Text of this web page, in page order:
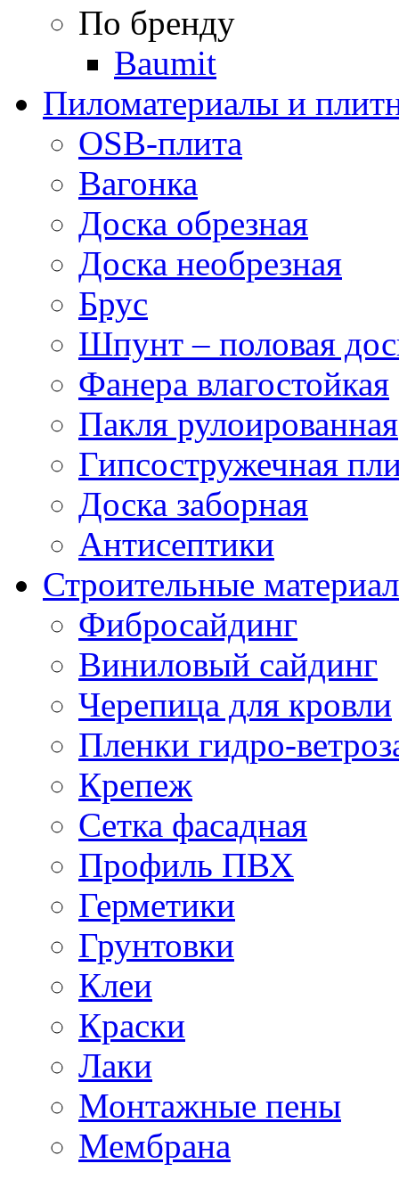
По бренду
Baumit
Пиломатериалы и
OSB-плита
Вагонка
Доска обрезная
Доска необрезная
Брус
Шпунт – половая
Фанера влагостойкая
Пакля рулоированная
Гипсостружечная
Доска заборная
Антисептики
Строительные
Фибросайдинг
Виниловый сайдинг
Черепица для кровли
Пленки гидро-
Крепеж
Сетка фасадная
Профиль ПВХ
Герметики
Грунтовки
Клеи
Краски
Лаки
Монтажные пены
Мембрана